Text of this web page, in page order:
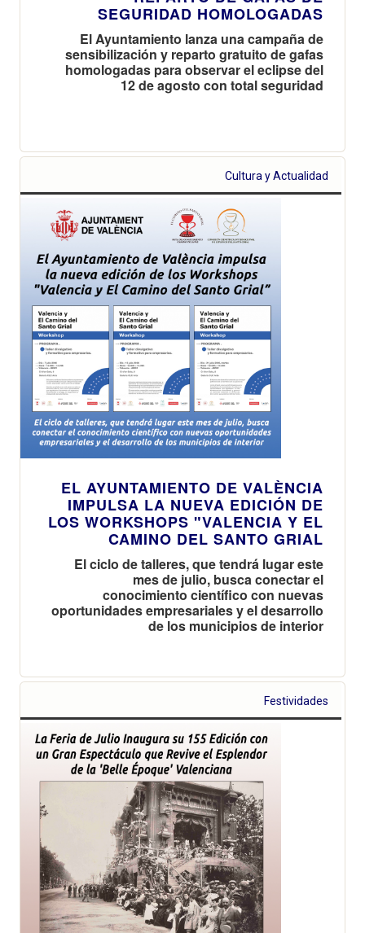
SEGURIDAD HOMOLOGADAS
El Ayuntamiento lanza una campaña de
sensibilización y reparto gratuito de gafas
homologadas para observar el eclipse del
12 de agosto con total seguridad
Cultura y Actualidad
EL AYUNTAMIENTO DE VALÈNCIA
IMPULSA LA NUEVA EDICIÓN DE
LOS WORKSHOPS "VALENCIA Y EL
CAMINO DEL SANTO GRIAL
El ciclo de talleres, que tendrá lugar este
mes de julio, busca conectar el
conocimiento científico con nuevas
oportunidades empresariales y el desarrollo
de los municipios de interior
Festividades